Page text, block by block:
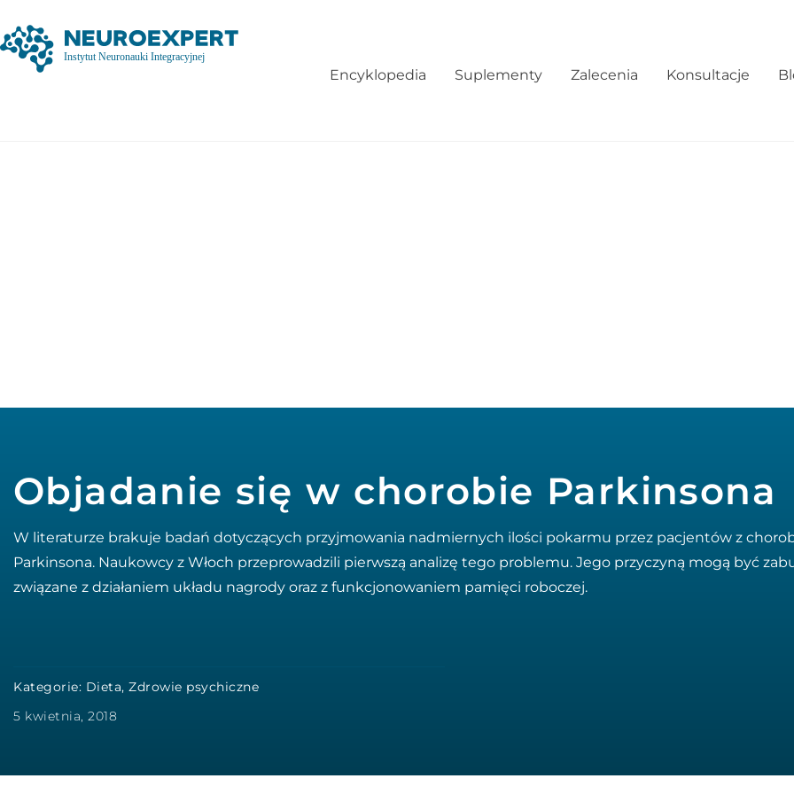
Encyklopedia Suplementy Zalecenia Konsultacje
Objadanie się w chorobie Parkinsona
W literaturze brakuje badań dotyczących przyjmowania nadmiernych ilości pokarmu przez pacjentów z
Parkinsona. Naukowcy z Włoch przeprowadzili pierwszą analizę tego problemu. Jego przyczyną mogą być
związane z działaniem układu nagrody oraz z funkcjonowaniem pamięci roboczej.
Kategorie: Dieta, Zdrowie psychiczne
5 kwietnia, 2018